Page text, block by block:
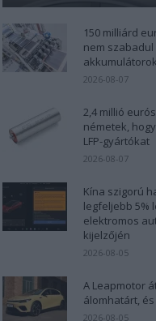
150 milliárd
nem szabadul
2026-08-07
2,4 millió
németek,
LFP-gyártókat
2026-08-07
Kína szigorú
legfeljebb 5%
elektromos
kijelzőjén
2026-08-05
A Leapmotor
álomhatárt,
2026-08-05